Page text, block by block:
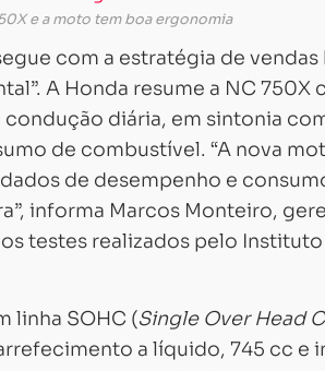
e a moto tem boa ergonomia
com a estratégia de vendas
A Honda resume a NC 750X
diária, em sintonia
de combustível. “A nova
de desempenho e
informa Marcos Monteiro,
testes realizados pelo Instituto
linha SOHC (Single Over Head
a líquido, 745 cc e